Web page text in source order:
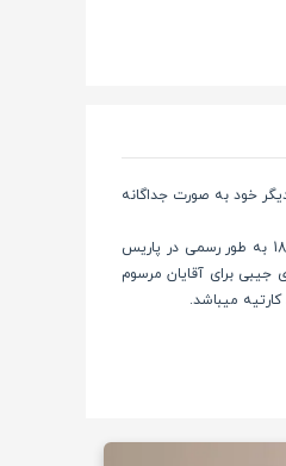
خود به صورت جداگانه
امروزه شاید کمتر کسی باشد که اسم برند "کارتیه" را نشنیده باشد. این برند سابقه ای طولانی و تاریخچه ای غنی دارد که میتوان از آن به عنوان یک برند سلطنتی نیز یاد کرد. کارتیه در سال 1847 به طور رسمی در پاریس
جیبی برای آقایان مرسوم
میباشد.